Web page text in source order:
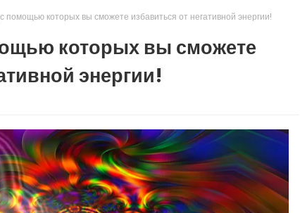
помощью которых вы сможете избавиться от негативной энергии!
которых вы сможете
энергии!